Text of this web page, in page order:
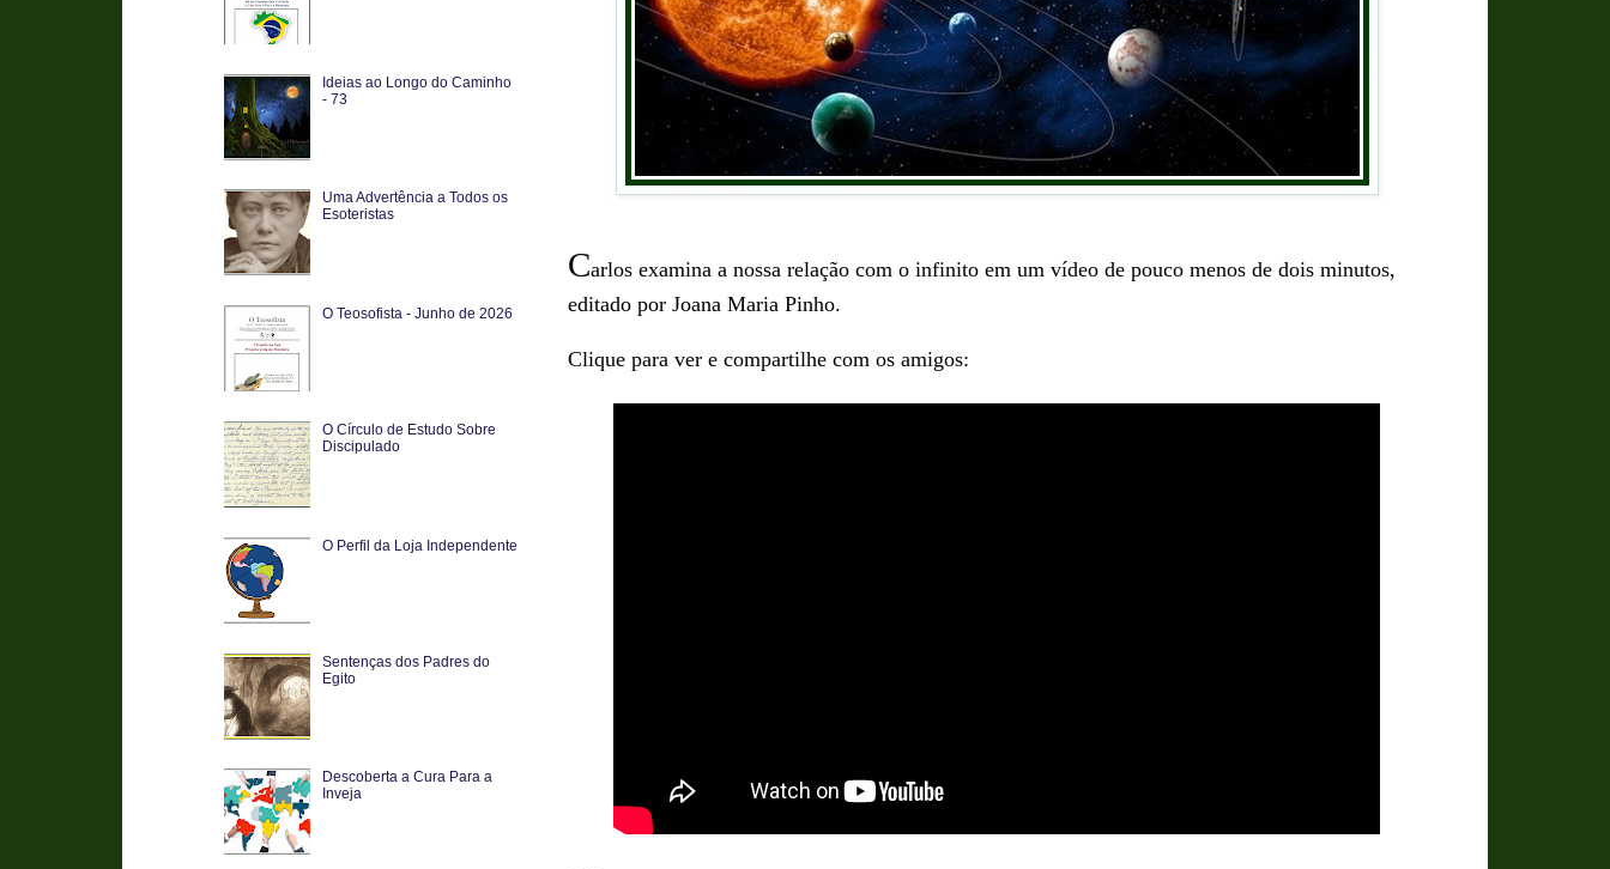
Carlos examina a nossa relação com o infinito em um vídeo de pouco menos de dois minutos,
editado por Joana Maria Pinho.
Clique para ver e compartilhe com os amigos:
Ideias ao Longo do Caminho
- 73
Uma Advertência a Todos os
Esoteristas
O Teosofista - Junho de 2026
O Círculo de Estudo Sobre
Discipulado
O Perfil da Loja Independente
Sentenças dos Padres do
Egito
Descoberta a Cura Para a
Inveja